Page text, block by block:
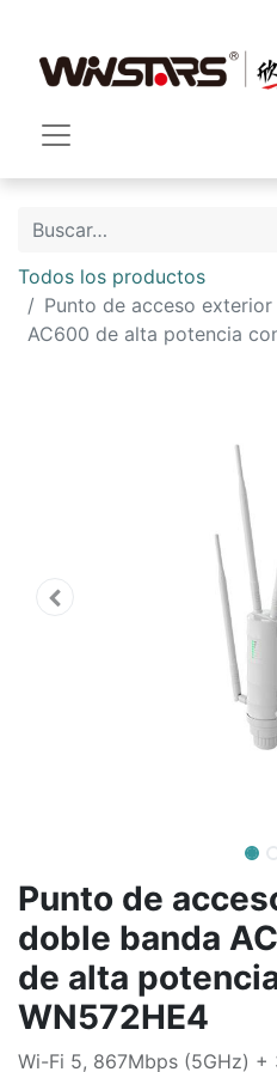
Todos los productos
Punto de acceso
AC600 de alta potencia
Punto de
doble banda
de alta
WN572HE4
Wi-Fi 5, 867Mbps (5GHz) +